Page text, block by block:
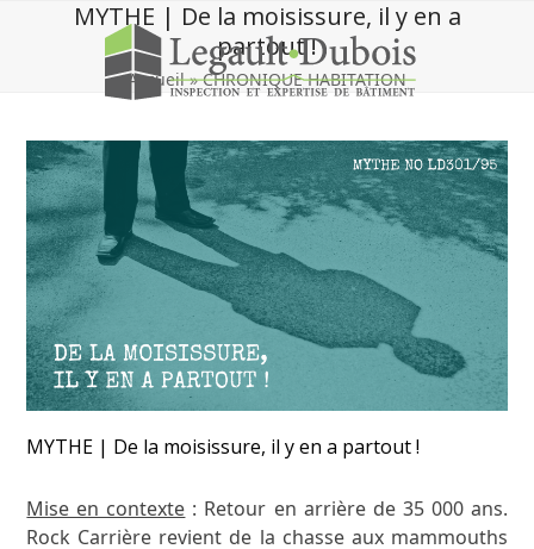
MYTHE | De la moisissure, il y en a
partout !
Accueil»CHRONIQUE HABITATION
MYTHE | De la moisissure, il y en a partout !
Mise en contexte : Retour en arrière de 35 000 ans.
Rock Carrière revient de la chasse aux mammouths